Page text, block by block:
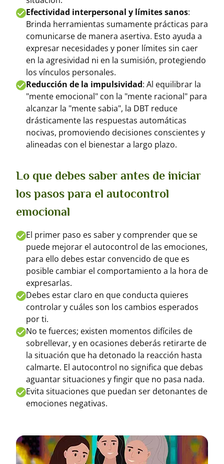
Efectividad interpersonal y límites sanos:
Brinda herramientas sumamente prácticas para
comunicarse de manera asertiva. Esto ayuda a
expresar necesidades y poner límites sin caer
en la agresividad ni en la sumisión, protegiendo
los vínculos personales.
Reducción de la impulsividad: Al equilibrar la
"mente emocional" con la "mente racional" para
alcanzar la "mente sabia", la DBT reduce
drásticamente las respuestas automáticas
nocivas, promoviendo decisiones conscientes y
alineadas con el bienestar a largo plazo.
Lo que debes saber antes de iniciar
los pasos para el autocontrol
emocional
El primer paso es saber y comprender que se
puede mejorar el autocontrol de las emociones,
para ello debes estar convencido de que es
posible cambiar el comportamiento a la hora de
expresarlas.
Debes estar claro en que conducta quieres
controlar y cuáles son los cambios esperados
por ti.
No te fuerces; existen momentos difíciles de
sobrellevar, y en ocasiones deberás retirarte de
la situación que ha detonado la reacción hasta
calmarte. El autocontrol no significa que debas
aguantar situaciones y fingir que no pasa nada.
Evita situaciones que puedan ser detonantes de
emociones negativas.